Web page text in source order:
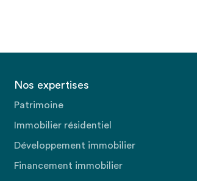
Nos expertises
Patrimoine
Immobilier résidentiel
Développement immobilier
Financement immobilier